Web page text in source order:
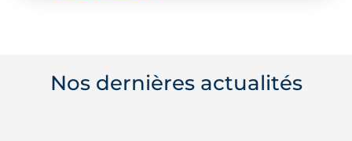
Nos dernières actualités